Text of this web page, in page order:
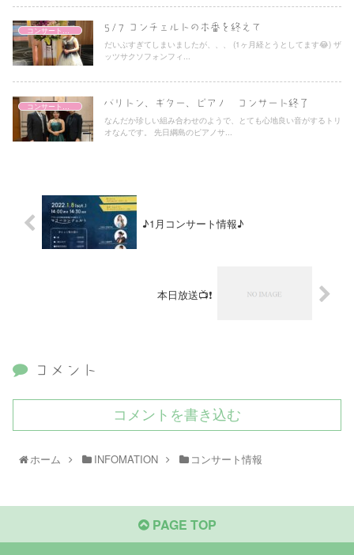
コンサートレポート 5/7 コンチェルトの本番を終えて
だいぶすぎてしまいましたが、、、 (1ヶ月経とうとしてます😂) ザ
ッツサクソフォンフィ...
コンサートレポート バリトン、ギター、ピアノ コンサート終了
なんだか珍しい組み合わせのようで、とても心地良い音がするトリ
オなんです。 先日綱島のピアノサ...
♪1月コンサート情報♪
本日放送📺❗️
コメント
コメントを書き込む
ホーム INFOMATION コンサート情報
PAGE TOP